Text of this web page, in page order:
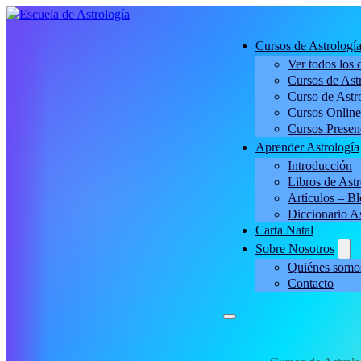
Cursos de Astrología
Ver todos los
Cursos de
Curso de
Cursos Online
Cursos
Aprender Astrología
Introducción
Libros de
Artículos –
Diccionario
Carta Natal
Sobre Nosotros
Quiénes
Contacto